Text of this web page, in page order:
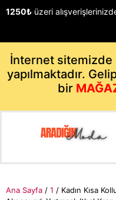
1250₺ üzeri
İnternet sitemizde
yapılmaktadır.
bir
Ana Sayfa / 1 / Kadın Kısa